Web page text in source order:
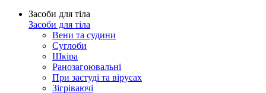
Засоби для тіла
Засоби для тіла
Вени та судини
Суглоби
Шкіра
Ранозагоювальні
При застуді та вірусах
Зігріваючі